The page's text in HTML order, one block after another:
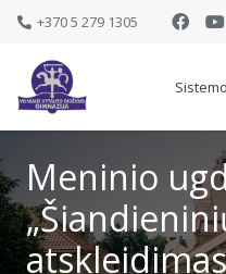
+370 5 279 1305
Meninio